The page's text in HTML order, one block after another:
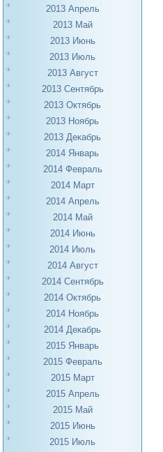
2013 Апрель
2013 Май
2013 Июнь
2013 Июль
2013 Август
2013 Сентябрь
2013 Октябрь
2013 Ноябрь
2013 Декабрь
2014 Январь
2014 Февраль
2014 Март
2014 Апрель
2014 Май
2014 Июнь
2014 Июль
2014 Август
2014 Сентябрь
2014 Октябрь
2014 Ноябрь
2014 Декабрь
2015 Январь
2015 Февраль
2015 Март
2015 Апрель
2015 Май
2015 Июнь
2015 Июль